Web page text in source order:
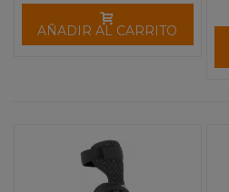
AÑADIR AL CARRITO